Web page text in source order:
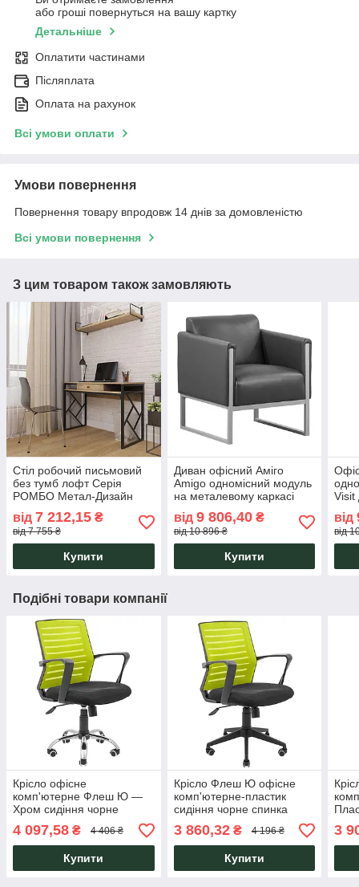
або гроші повернуться на вашу картку
Детальніше
Оплатити частинами
Післяплата
Оплата на рахунок
Всі умови оплати
Умови повернення
Повернення товару впродовж 14 днів за домовленістю
Всі умови повернення
З цим товаром також замовляють
Стіл робочий письмовий
без тумб лофт Серія
РОМБО Метал-Дизайн
від 7 212,15 ₴
від 7 755 ₴
Купити
Диван офісний Аміго
Amigo одномісний модуль
на металевому каркасі
від 9 806,40₴
від 10 896 ₴
Купити
Visit
від
від
Подібні товари компанії
Крісло офісне
комп'ютерне Флеш Ю —
Хром сидіння чорне
спинка зелена ТМ
Richman
4 097,58 ₴ 4 406 ₴
Купити
Крісло Флеш Ю офісне
комп'ютерне-пластик
сидіння чорне спинка
зелена ТМ Richman
3 860,32₴ 4 196 ₴
Купити
3